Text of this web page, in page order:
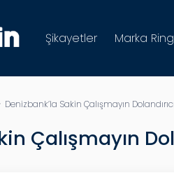
Şikayetler Marka
Denizbank’la Sakin Çalışmayın
Çalışmayın